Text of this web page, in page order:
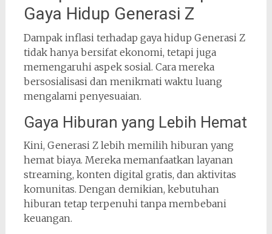
Gaya Hidup Generasi Z
Dampak inflasi terhadap gaya hidup Generasi Z
tidak hanya bersifat ekonomi, tetapi juga
memengaruhi aspek sosial. Cara mereka
bersosialisasi dan menikmati waktu luang
mengalami penyesuaian.
Gaya Hiburan yang Lebih Hemat
Kini, Generasi Z lebih memilih hiburan yang
hemat biaya. Mereka memanfaatkan layanan
streaming, konten digital gratis, dan aktivitas
komunitas. Dengan demikian, kebutuhan
hiburan tetap terpenuhi tanpa membebani
keuangan.